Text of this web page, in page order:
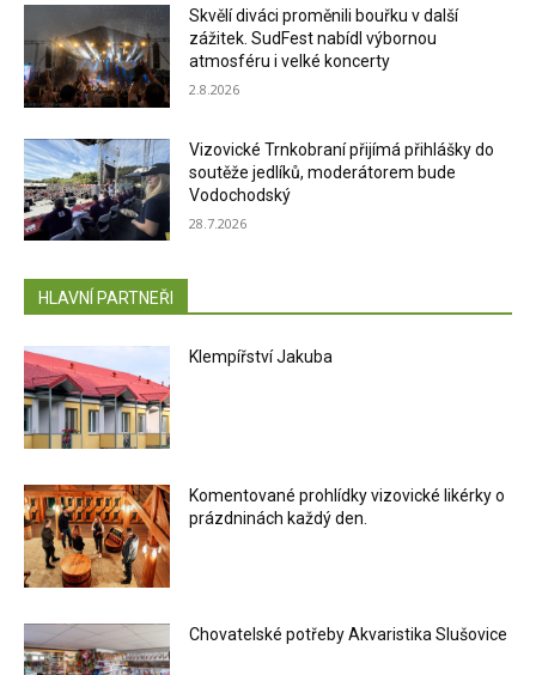
Skvělí diváci proměnili bouřku v další
zážitek. SudFest nabídl výbornou
atmosféru i velké koncerty
2.8.2026
Vizovické Trnkobraní přijímá přihlášky do
soutěže jedlíků, moderátorem bude
Vodochodský
28.7.2026
HLAVNÍ PARTNEŘI
Klempířství Jakuba
Komentované prohlídky vizovické likérky o
prázdninách každý den.
Chovatelské potřeby Akvaristika Slušovice